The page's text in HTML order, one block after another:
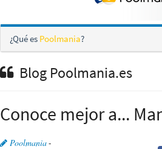
¿Qué es Poolmania?
Blog Poolmania.es
Conoce mejor a...
Poolmania-